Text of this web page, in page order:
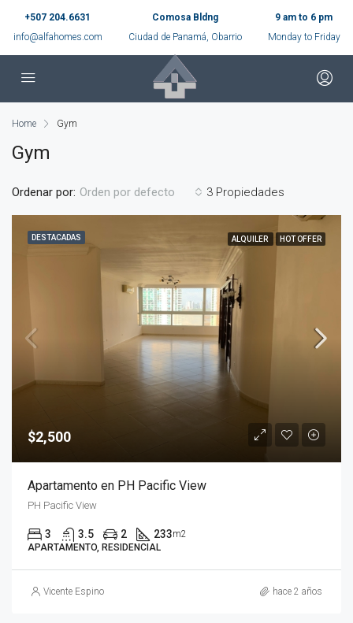
+507 204.6631
info@alfahomes.com
Comosa Bldng
Ciudad de Panamá, Obarrio
9 am to 6 pm
Monday to Friday
Home Gym
Gym
3 Propiedades
Ordenar por: Orden por defecto
DESTACADAS ALQUILER HOT OFFER
$2,500
Apartamento en PH Pacific View
PH Pacific View
3 3.5 2 233m2
APARTAMENTO, RESIDENCIAL
Vicente Espino hace 2 años